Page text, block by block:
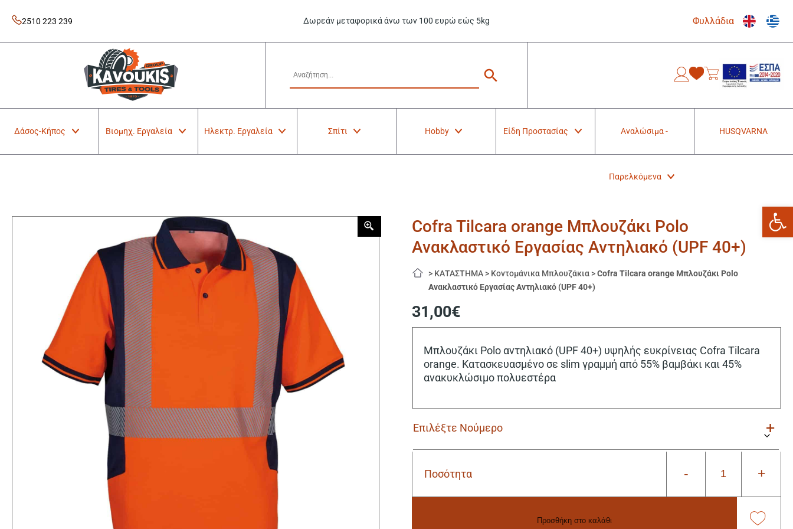
content
2510 223 239 Δωρεάν μεταφορικά άνω των 100 ευρώ εώς 5kg Φυλλάδια
Kavoukis Tools
Tires & Tools
Δάσος-Κήπος Βιομηχ. Εργαλεία Ηλεκτρ. Εργαλεία Σπίτι Hobby Είδη Προστασίας Αναλώσιμα -
Παρελκόμενα
HUSQVARNA
Cofra Tilcara orange Μπλουζάκι Polo
Ανακλαστικό Εργασίας Αντηλιακό (UPF 40+)
> ΚΑΤΑΣΤΗΜΑ > Κοντομάνικα Μπλουζάκια >Cofra Tilcara orange Μπλουζάκι Polo
Ανακλαστικό Εργασίας Αντηλιακό (UPF 40+)
31,00€
Μπλουζάκι Polo αντηλιακό (UPF 40+) υψηλής ευκρίνειας Cofra Tilcara
orange. Κατασκευασμένο σε slim γραμμή από 55% βαμβάκι και 45%
ανακυκλώσιμο πολυεστέρα
Ποσότητα -
Cofra
+
Προσθήκη στο καλάθι